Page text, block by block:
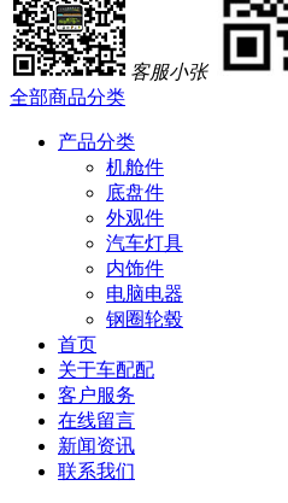
客服小张
全部商品分类
产品分类
机舱件
底盘件
外观件
汽车灯具
内饰件
电脑电器
钢圈轮毂
首页
关于车配配
客户服务
在线留言
新闻资讯
联系我们